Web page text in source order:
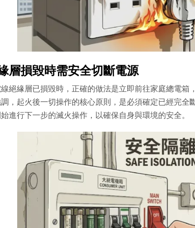
層損毀時需安全切斷電源
絕緣層已損毀時，正確的做法是立即前往家庭總電箱
，起火後一切操作的核心原則，是必須確定已經完全
進行下一步的滅火操作，以確保自身與環境的安全。